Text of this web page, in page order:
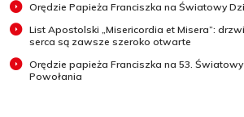
Orędzie Papieża Franciszka na Światowy
List Apostolski „Misericordia et Misera”:
serca są zawsze szeroko otwarte
Orędzie papieża Franciszka na 53.
Powołania